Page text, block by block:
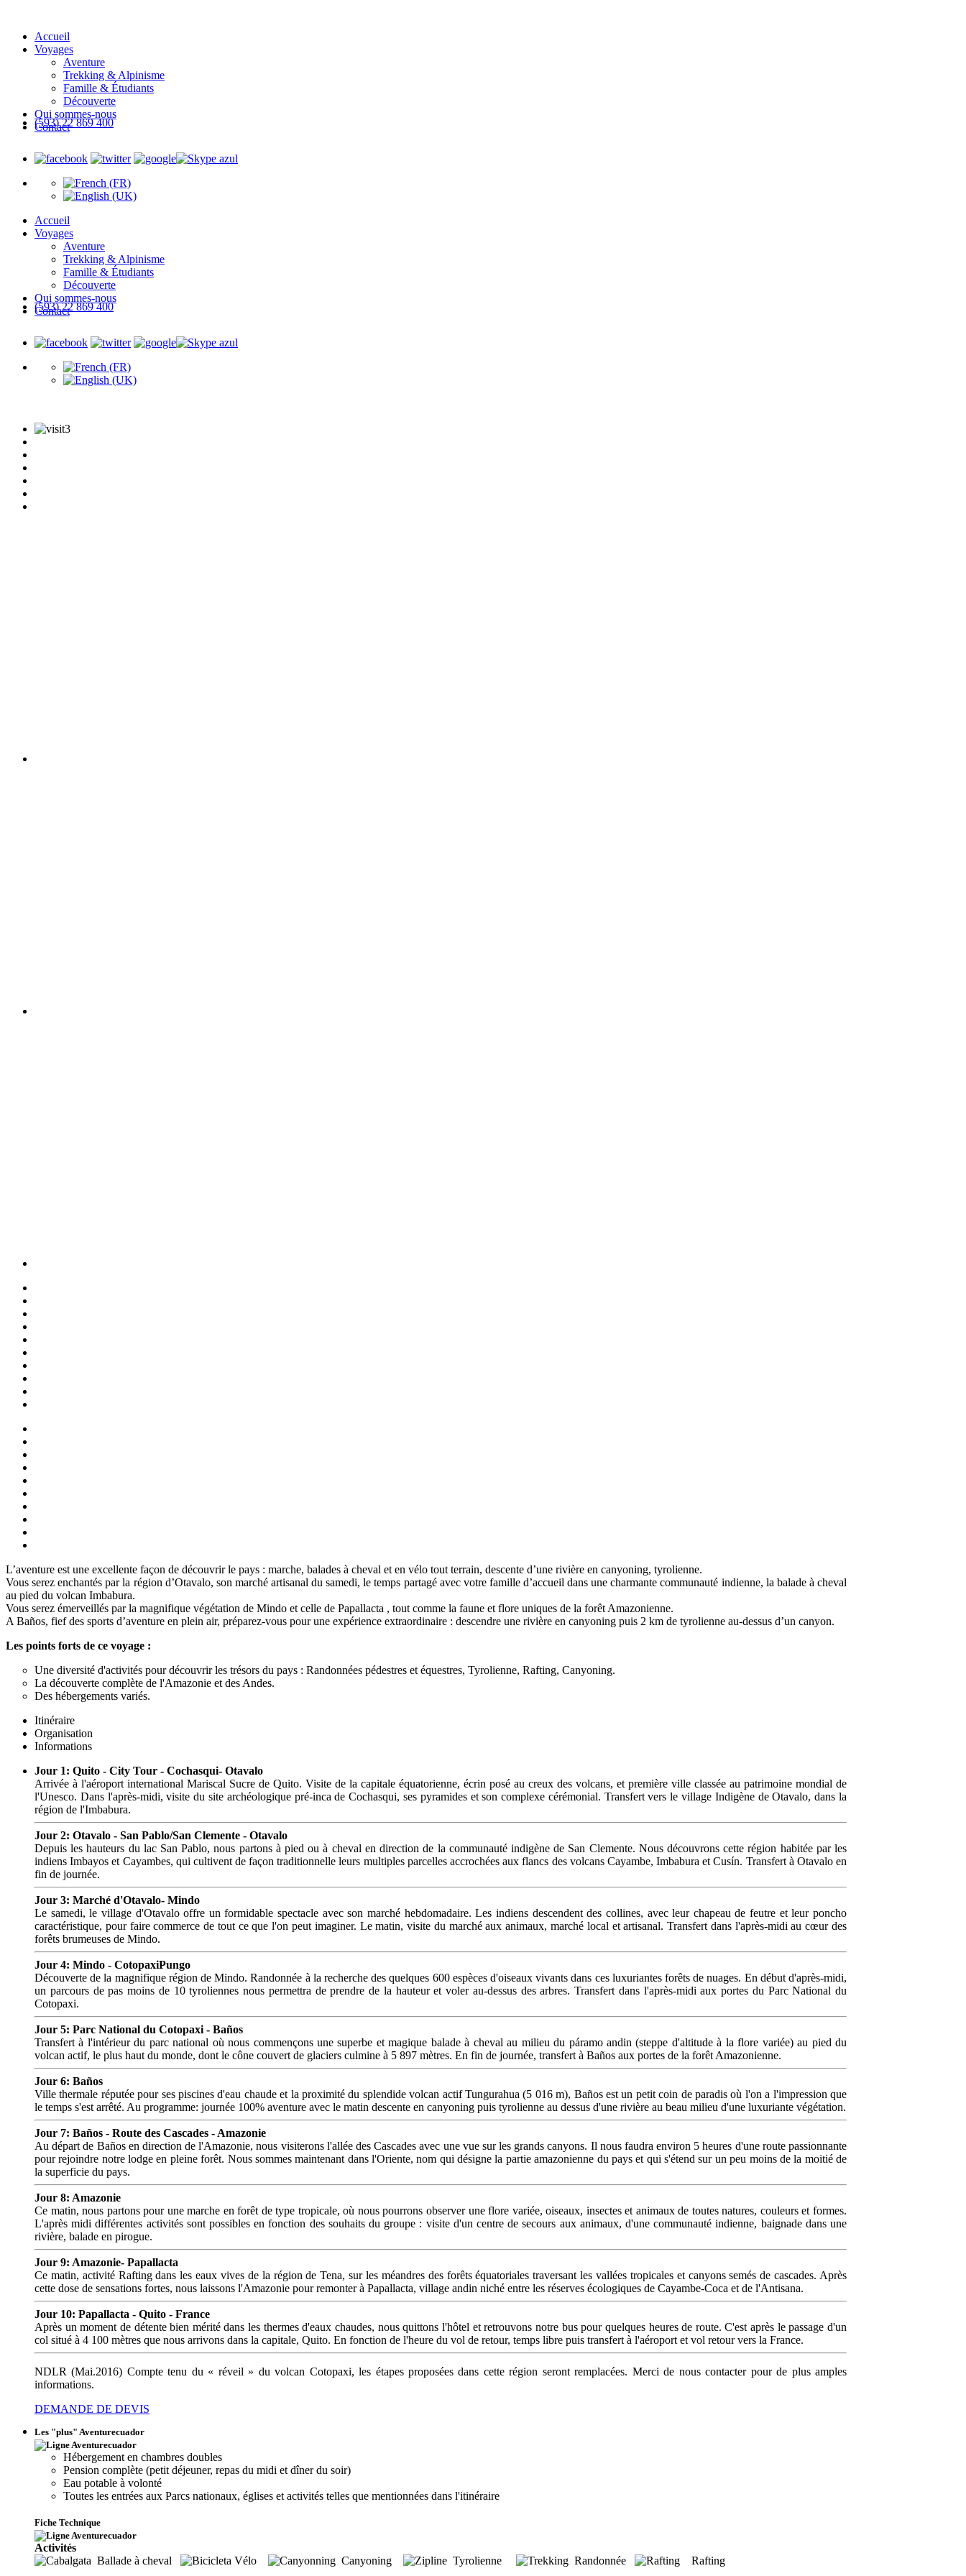
Accueil
Voyages
Aventure
Trekking & Alpinisme
Famille & Étudiants
Découverte
Qui sommes-nous
Contact
(593) 22 869 400
Accueil
Voyages
Aventure
Trekking & Alpinisme
Famille & Étudiants
Découverte
Qui sommes-nous
Contact
(593) 22 869 400
L’aventure est une excellente façon de découvrir le pays : marche, balades à cheval et en vélo tout terrain, descente d’une rivière en canyoning, tyrolienne.
Vous serez enchantés par la région d’Otavalo, son marché artisanal du samedi, le temps partagé avec votre famille d’accueil dans une charmante communauté indienne, la balade à cheval
au pied du volcan Imbabura.
Vous serez émerveillés par la magnifique végétation de Mindo et celle de Papallacta , tout comme la faune et flore uniques de la forêt Amazonienne.
A Baños, fief des sports d’aventure en plein air, préparez-vous pour une expérience extraordinaire : descendre une rivière en canyoning puis 2 km de tyrolienne au-dessus d’un canyon.
Les points forts de ce voyage :
Une diversité d'activités pour découvrir les trésors du pays : Randonnées pédestres et équestres, Tyrolienne, Rafting, Canyoning.
La découverte complète de l'Amazonie et des Andes.
Des hébergements variés.
Itinéraire
Organisation
Informations
Jour 1: Quito - City Tour - Cochasqui- Otavalo
Arrivée à l'aéroport international Mariscal Sucre de Quito. Visite de la capitale équatorienne, écrin posé au creux des volcans, et première ville classée au patrimoine mondial de
l'Unesco. Dans l'après-midi, visite du site archéologique pré-inca de Cochasqui, ses pyramides et son complexe cérémonial. Transfert vers le village Indigène de Otavalo, dans la
région de l'Imbabura.
Jour 2: Otavalo - San Pablo/San Clemente - Otavalo
Depuis les hauteurs du lac San Pablo, nous partons à pied ou à cheval en direction de la communauté indigène de San Clemente. Nous découvrons cette région habitée par les
indiens Imbayos et Cayambes, qui cultivent de façon traditionnelle leurs multiples parcelles accrochées aux flancs des volcans Cayambe, Imbabura et Cusín. Transfert à Otavalo en
fin de journée.
Jour 3: Marché d'Otavalo- Mindo
Le samedi, le village d'Otavalo offre un formidable spectacle avec son marché hebdomadaire. Les indiens descendent des collines, avec leur chapeau de feutre et leur poncho
caractéristique, pour faire commerce de tout ce que l'on peut imaginer. Le matin, visite du marché aux animaux, marché local et artisanal. Transfert dans l'après-midi au cœur des
forêts brumeuses de Mindo.
Jour 4: Mindo - CotopaxiPungo
Découverte de la magnifique région de Mindo. Randonnée à la recherche des quelques 600 espèces d'oiseaux vivants dans ces luxuriantes forêts de nuages. En début d'après-midi,
un parcours de pas moins de 10 tyroliennes nous permettra de prendre de la hauteur et voler au-dessus des arbres. Transfert dans l'après-midi aux portes du Parc National du
Cotopaxi.
Jour 5: Parc National du Cotopaxi - Baños
Transfert à l'intérieur du parc national où nous commençons une superbe et magique balade à cheval au milieu du páramo andin (steppe d'altitude à la flore variée) au pied du
volcan actif, le plus haut du monde, dont le cône couvert de glaciers culmine à 5 897 mètres. En fin de journée, transfert à Baños aux portes de la forêt Amazonienne.
Jour 6: Baños
Ville thermale réputée pour ses piscines d'eau chaude et la proximité du splendide volcan actif Tungurahua (5 016 m), Baños est un petit coin de paradis où l'on a l'impression que
le temps s'est arrêté. Au programme: journée 100% aventure avec le matin descente en canyoning puis tyrolienne au dessus d'une rivière au beau milieu d'une luxuriante végétation.
Jour 7: Baños - Route des Cascades - Amazonie
Au départ de Baños en direction de l'Amazonie, nous visiterons l'allée des Cascades avec une vue sur les grands canyons. Il nous faudra environ 5 heures d'une route passionnante
pour rejoindre notre lodge en pleine forêt. Nous sommes maintenant dans l'Oriente, nom qui désigne la partie amazonienne du pays et qui s'étend sur un peu moins de la moitié de
la superficie du pays.
Jour 8: Amazonie
Ce matin, nous partons pour une marche en forêt de type tropicale, où nous pourrons observer une flore variée, oiseaux, insectes et animaux de toutes natures, couleurs et formes.
L'après midi différentes activités sont possibles en fonction des souhaits du groupe : visite d'un centre de secours aux animaux, d'une communauté indienne, baignade dans une
rivière, balade en pirogue.
Jour 9: Amazonie- Papallacta
Ce matin, activité Rafting dans les eaux vives de la région de Tena, sur les méandres des forêts équatoriales traversant les vallées tropicales et canyons semés de cascades. Après
cette dose de sensations fortes, nous laissons l'Amazonie pour remonter à Papallacta, village andin niché entre les réserves écologiques de Cayambe-Coca et de l'Antisana.
Jour 10: Papallacta - Quito - France
Après un moment de détente bien mérité dans les thermes d'eaux chaudes, nous quittons l'hôtel et retrouvons notre bus pour quelques heures de route. C'est après le passage d'un
col situé à 4 100 mètres que nous arrivons dans la capitale, Quito. En fonction de l'heure du vol de retour, temps libre puis transfert à l'aéroport et vol retour vers la France.
NDLR (Mai.2016) Compte tenu du « réveil » du volcan Cotopaxi, les étapes proposées dans cette région seront remplacées. Merci de nous contacter pour de plus amples
informations.
DEMANDE DE DEVIS
Les "plus" Aventurecuador
Hébergement en chambres doubles
Pension complète (petit déjeuner, repas du midi et dîner du soir)
Eau potable à volonté
Toutes les entrées aux Parcs nationaux, églises et activités telles que mentionnées dans l'itinéraire
Fiche Technique
Activités
Ballade à cheval
Vélo Canyoning Tyrolienne Randonnée Rafting